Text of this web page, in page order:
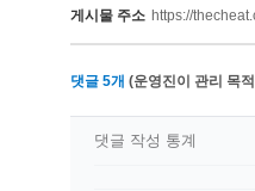
게시물 주소 https://
댓글 5개 (운영진이 관리 목
댓글 작성 통계